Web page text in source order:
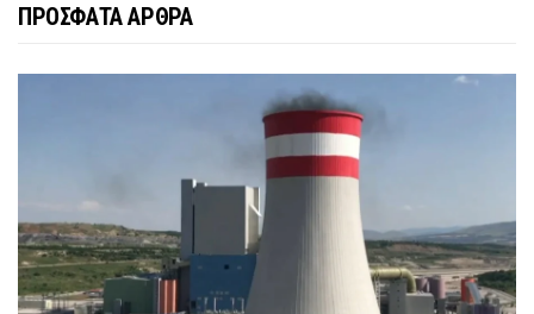
ΠΡΟΣΦΑΤΑ ΑΡΘΡΑ